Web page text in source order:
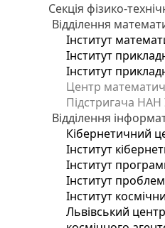
Секція фізико-
Відділення
Інститут
Інститут
Інститут
Центр
Підстригача НАН
Відділення
Кібернетичний
Інститут
Інститут
Інститут
Інститут
Львівський